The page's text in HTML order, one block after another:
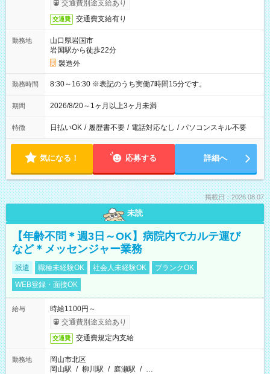
交通費別途支給あり
交通費 交通費支給有り
勤務地
山口県岩国市
岩国駅から徒歩22分
製造外
勤務時間 8:30～16:30 ※表記のうち実働7時間15分です。
期間 2026/8/20～1ヶ月以上3ヶ月未満
特徴 日払いOK / 履歴書不要 / 電話対応なし / パソコンスキル不要
気になる！ 応募する 詳細へ
掲載日：2026.08.07
未読
【年齢不問＊週3日～OK】病院内でカルテ運び
など＊メッセンジャー業務
派遣 職種未経験OK 社会人未経験OK
ブランクOK
WEB登録・面接OK
給与
時給1100円～
交通費別途支給あり
交通費 交通費規定内支給
勤務地
岡山市北区
岡山駅 / 柳川駅 / 庭瀬駅 / …